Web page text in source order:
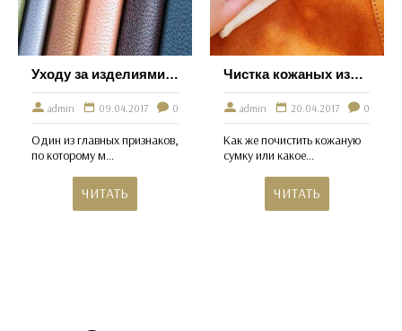
Уходу за изделиями из кожи
admin 09.04.2017 0
Один из главных признаков,
по которому м...
ЧИТАТЬ
Чистка кожаных изделий
admin 20.04.2017 0
Как же почистить кожаную
сумку или какое...
ЧИТАТЬ